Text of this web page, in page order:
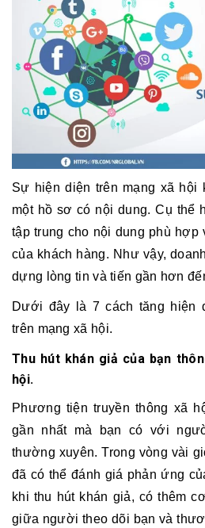
năng
lực
Khách
hàng
Sự hiện diện trên mạng xã hội
một hồ sơ có nội dung. Cụ thể
tập trung cho nội dung phù
của khách hàng. Như vậy,
dựng lòng tin và tiến gần hơn
Dưới đây là 7 cách tăng hiện
trên mạng xã hội.
Thu hút khán giả của bạn
hội.
Phương tiện truyền thông xã
gần nhất mà bạn có với
thường xuyên. Trong vòng vài
đã có thể đánh giá phản ứng
khi thu hút khán giả, có thêm
giữa người theo dõi bạn và